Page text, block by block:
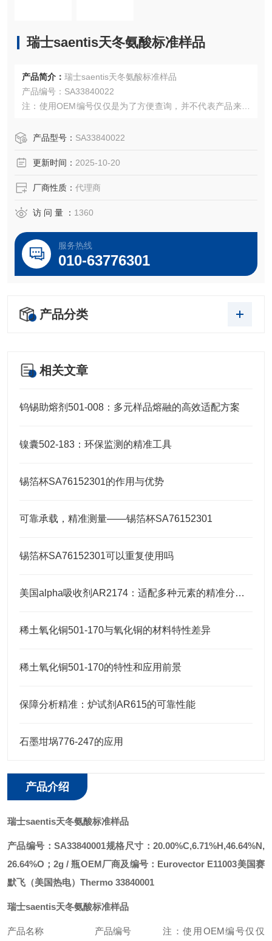
瑞士saentis天冬氨酸标准样品
产品简介： 瑞士saentis天冬氨酸标准样品
产品编号：SA33840022
注：使用OEM编号仅仅是为了方便查询，并不代表产品来自
于所对应仪器。
产品型号： SA33840022
更新时间： 2025-10-20
厂商性质： 代理商
访 问 量 ： 1360
服务热线
010-63776301
产品分类
相关文章
钨锡助熔剂501-008：多元样品熔融的高效适配方案
镍囊502-183：环保监测的精准工具
锡箔杯SA76152301的作用与优势
可靠承载，精准测量——锡箔杯SA76152301
锡箔杯SA76152301可以重复使用吗
美国alpha吸收剂AR2174：适配多种元素的精准分析需求
稀土氧化铜501-170与氧化铜的材料特性差异
稀土氧化铜501-170的特性和应用前景
保障分析精准：炉试剂AR615的可靠性能
石墨坩埚776-247的应用
产品介绍
瑞士saentis天冬氨酸标准样品
产品编号：SA33840001规格尺寸：20.00%C,6.71%H,46.64%N,
26.64%O；2g / 瓶OEM厂商及编号： Eurovector E11003美国赛
默飞（美国热电）Thermo 33840001
瑞士saentis天冬氨酸标准样品
产品名称 产品编号 注：使用OEM编号仅仅